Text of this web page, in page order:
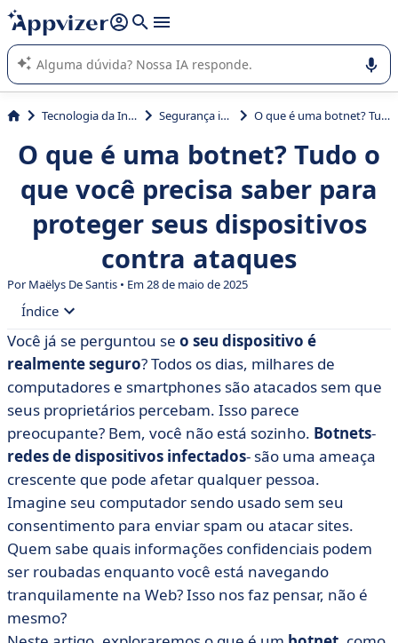
de nossa IA (várias linhas com
A IA do Appvizer o orienta no uso ou na seleção de software
SaaS para sua empresa.
Tecnologia da Informação (TI) Segurança informática O que é uma botnet? Tudo o que você precisa saber para proteger seus dispositivos contra ataques
O que é uma botnet? Tudo o
que você precisa saber para
proteger seus dispositivos
contra ataques
PorMaëlys De Santis • Em 28 de maio de 2025
Índice
• Definição de uma botnet
• Arquitetura e operação de botnets
• Usos, ataques e motivações
• Técnicas de prevenção e detecção
• Conclusão
• Perguntas frequentes sobre botnets: nós
respondemos
Você já se perguntou se o seu dispositivo é
realmente seguro? Todos os dias, milhares de
computadores e smartphones são atacados sem que
seus proprietários percebam. Isso parece
preocupante? Bem, você não está sozinho. Botnets-
redes de dispositivos infectados- são uma ameaça
crescente que pode afetar qualquer pessoa.
Imagine seu computador sendo usado sem seu
consentimento para enviar spam ou atacar sites.
Quem sabe quais informações confidenciais podem
ser roubadas enquanto você está navegando
tranquilamente na Web? Isso nos faz pensar, não é
mesmo?